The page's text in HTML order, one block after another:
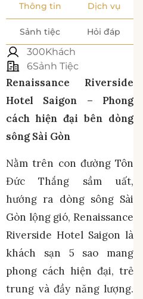
Thông tin Dịch vụ
Sảnh tiệc Hỏi đáp
300Khách
6Sảnh Tiệc
Renaissance Riverside
Hotel Saigon – Phong
cách hiện đại bên dòng
sông Sài Gòn
Nằm trên con đường Tôn
Đức Thắng sầm uất,
hướng ra dòng sông Sài
Gòn lộng gió, Renaissance
Riverside Hotel Saigon là
khách sạn 5 sao mang
phong cách hiện đại, trẻ
trung và đầy năng lượng.